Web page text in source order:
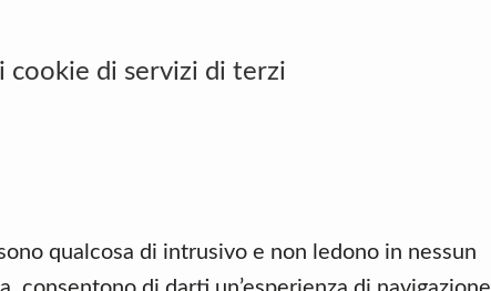
cookie di servizi di terzi
qualcosa di intrusivo e non ledono in nessun